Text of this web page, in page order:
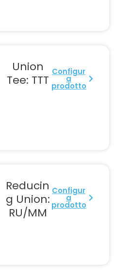
Union
Tee: TTT
Configur
a
prodotto
Reducin
g Union:
RU/MM
Configur
a
prodotto